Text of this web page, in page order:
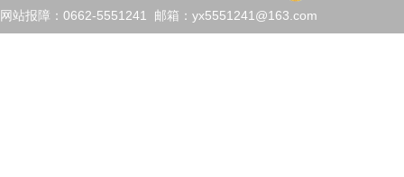
网站报障：0662-5551241 邮箱：yx5551241@163.com